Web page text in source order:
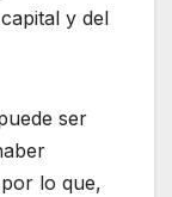
y del
ser
lo que,